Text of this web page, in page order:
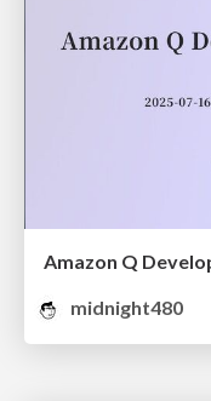
Amazon Q
midnight480